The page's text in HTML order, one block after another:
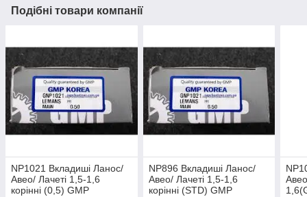
Подібні товари компанії
NP1021 Вкладиші Ланос/
Авео/ Лачеті 1,5-1,6
корінні (0,5) GMP
NP896 Вкладиші Ланос/
Авео/ Лачеті 1,5-1,6
корінні (STD) GMP